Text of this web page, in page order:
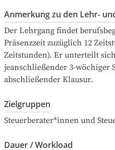
Anmerkung zu den Lehr-
Der Lehrgang findet
Präsenzzeit zuzüglich 12
Zeitstunden). Er unterteilt
jeanschließender 3-wöchiger
abschließender Klausur.
Zielgruppen
Steuerberater*innen und
Dauer / Workload